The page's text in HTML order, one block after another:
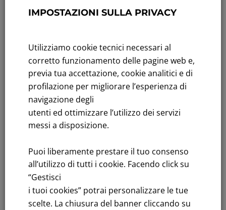
Sustainability: Sustainability report
Tenders: All Tenders
FNM S.p.A.
Headquarters in Milan, Piazzale Cadorna, 14
fnm@legalmail.it
Share capital € 230,000,000.00 fully paid up
C.F.and VAT number 00776140154
C.C.I.AA. Milano – REA 28331
IMPOSTAZIONI SULLA PRIVACY
Utilizziamo cookie tecnici necessari al
corretto funzionamento delle pagine web e,
previa tua accettazione, cookie analitici e di
profilazione per migliorare l’esperienza di
navigazione degli
utenti ed ottimizzare l’utilizzo dei servizi
messi a disposizione.
Puoi liberamente prestare il tuo consenso
all’utilizzo di tutti i cookie. Facendo click su
“Gestisci
i tuoi cookies” potrai personalizzare le tue
scelte. La chiusura del banner cliccando su